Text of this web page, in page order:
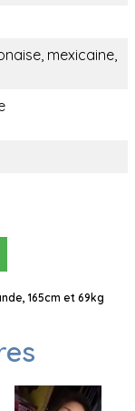
mexicaine,
165cm et 69kg